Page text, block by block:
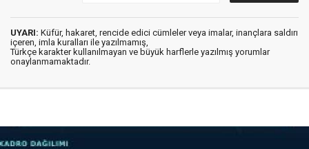
UYARI: Küfür, hakaret, rencide edici cümleler veya imalar, inançlara saldırı
içeren, imla kuralları ile yazılmamış,
Türkçe karakter kullanılmayan ve büyük harflerle yazılmış yorumlar
onaylanmamaktadır.